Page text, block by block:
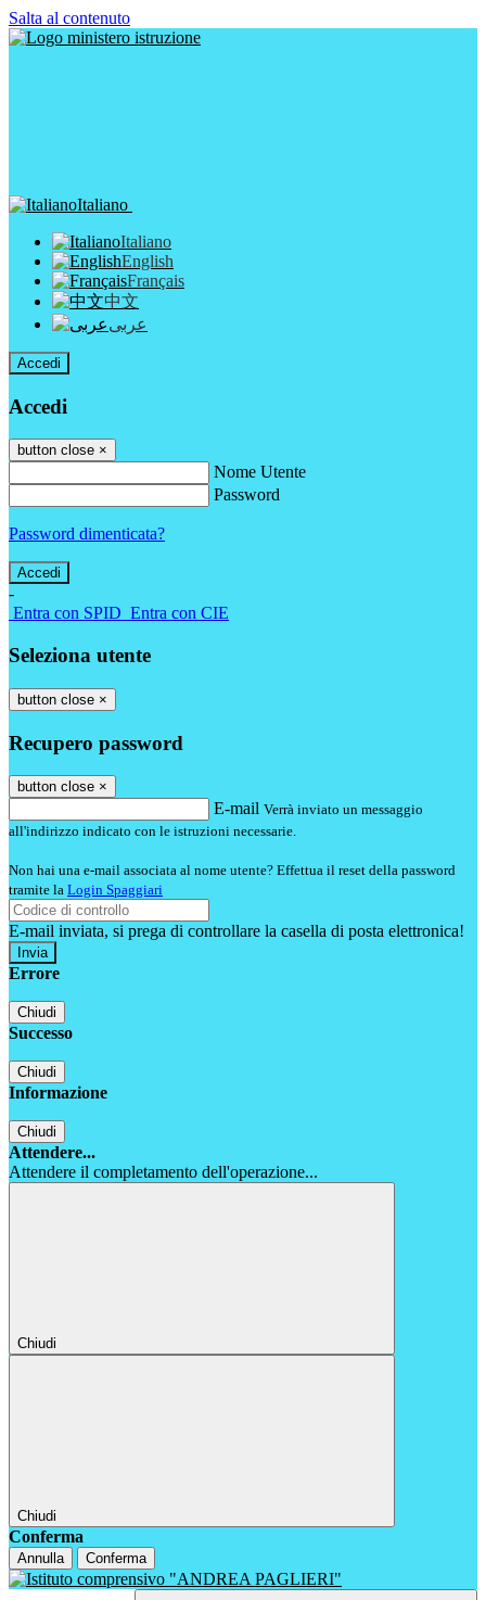
Salta al contenuto
Italiano
Italiano
English
Français
中文
عربى
Accedi
Accedi
button close ×
Nome Utente
Password
Password dimenticata?
-
Entra con SPID Entra con CIE
Seleziona utente
button close ×
Recupero password
button close ×
E-mail Verrà inviato un messaggio
all'indirizzo indicato con le istruzioni necessarie.
Non hai una e-mail associata al nome utente? Effettua il reset della password
tramite la Login Spaggiari
E-mail inviata, si prega di controllare la casella di posta elettronica!
Errore
Chiudi
Successo
Chiudi
Informazione
Chiudi
Attendere...
Attendere il completamento dell'operazione...
Chiudi
Chiudi
Conferma
Annulla Conferma